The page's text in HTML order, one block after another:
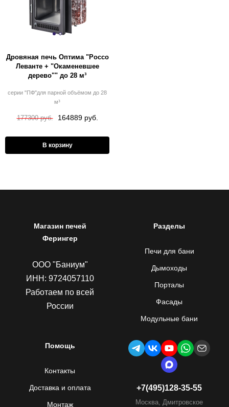
Дровяная печь Оптима "Россо
Леванте + "Окаменевшее
дерево"" до 28 м³
серии "ПФ"для парной объёмом до 28
м³
177300 руб. 164889 руб.
В корзину
Магазин печей
Ферингер
ООО "Баниум"
ИНН: 9724057110
Работаем по всей
России
Разделы
Печи для бани
Дымоходы
Порталы
Фасады
Модульные бани
Помощь
Контакты
Доставка и оплата
Монтаж
+7(495)128-35-55
Москва, Дмитровское